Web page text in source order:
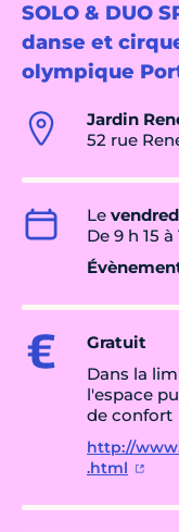
SOLO & DUO
danse et
olympique
Jardin
52 rue
Le
De 9 h 15 à
Gratuit
Dans la
l'espace
de confort
http://
.html